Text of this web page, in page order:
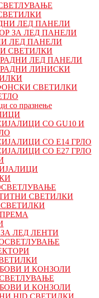
ЛЕД ПАНЕЛИ
ЗА ЛЕД ПАНЕЛИ
ЛЕД ПАНЕЛИ
СВЕТИЛКИ
ЛЕД ПАНЕЛИ
ЛИНИСКИ
СВЕТИЛКИ
со празнење
СО GU10 И
СО Е14 ГРЛО
СО Е27 ГРЛО
СВЕТИЛКИ
ЛЕД ЛЕНТИ
И КОНЗОЛИ
И КОНЗОЛИ
HID СВЕТИЛКИ